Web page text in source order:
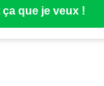
que je veux !